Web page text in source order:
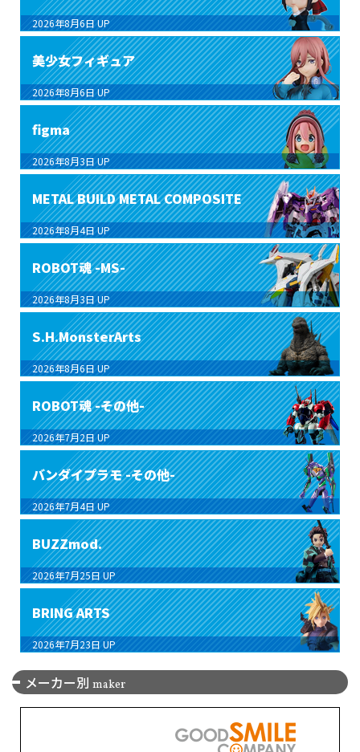
2026年8月6日 UP
美少女フィギュア
2026年8月6日 UP
figma
2026年8月3日 UP
METAL BUILD METAL COMPOSITE
2026年8月4日 UP
ROBOT魂 -MS-
2026年8月3日 UP
S.H.MonsterArts
2026年8月6日 UP
ROBOT魂 -その他-
2026年7月2日 UP
バンダイプラモ -その他-
2026年7月4日 UP
BUZZmod.
2026年7月25日 UP
BRING ARTS
2026年7月23日 UP
メーカー別 maker